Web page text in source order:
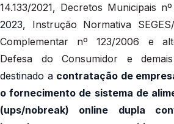
14.133/2021, Decretos Municipais
2023, Instrução Normativa
Complementar nº 123/2006 e
Defesa do Consumidor e
destinado a contratação de
o fornecimento de sistema de
(ups/nobreak) online dupla